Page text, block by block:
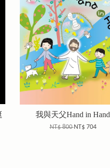
我與天父Hand in Hand
NT$ 800NT$ 704